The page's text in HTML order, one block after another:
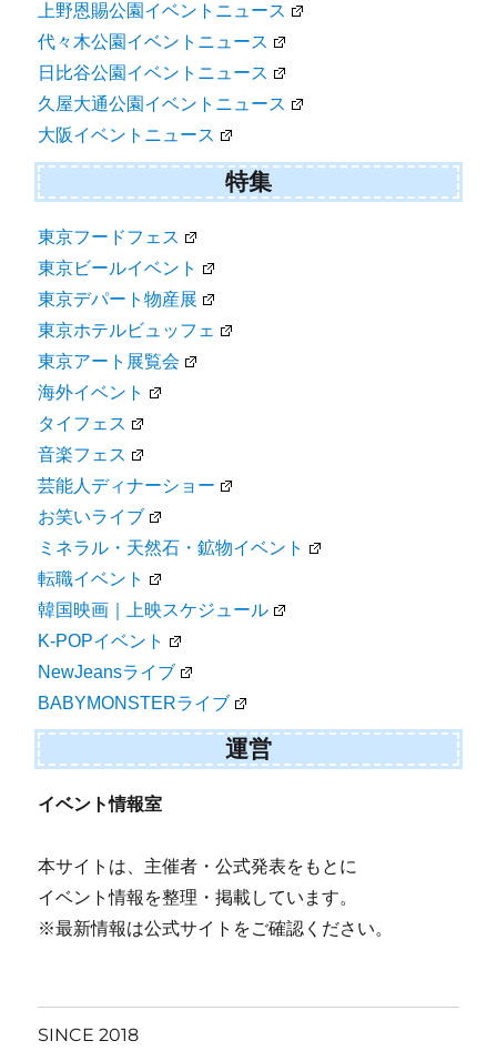
上野恩賜公園イベントニュース
代々木公園イベントニュース
日比谷公園イベントニュース
久屋大通公園イベントニュース
大阪イベントニュース
特集
東京フードフェス
東京ビールイベント
東京デパート物産展
東京ホテルビュッフェ
東京アート展覧会
海外イベント
タイフェス
音楽フェス
芸能人ディナーショー
お笑いライブ
ミネラル・天然石・鉱物イベント
転職イベント
韓国映画｜上映スケジュール
K-POPイベント
NewJeansライブ
BABYMONSTERライブ
運営
イベント情報室
本サイトは、主催者・公式発表をもとに
イベント情報を整理・掲載しています。
※最新情報は公式サイトをご確認ください。
SINCE 2018